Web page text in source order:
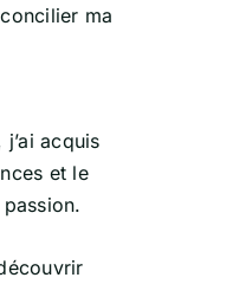
ma
acquis
et le